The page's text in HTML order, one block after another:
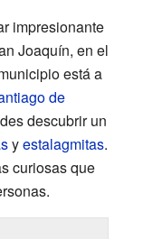
impresionante
Joaquín, en el
está a
de
descubrir un
yestalagmitas.
curiosas que